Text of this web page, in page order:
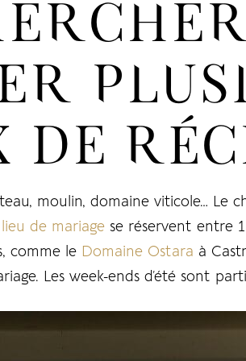
DE
moulin, domaine viticole… Le
lieu de mariage se réservent entre
comme le Domaine Ostara à
Les week-ends d’été sont